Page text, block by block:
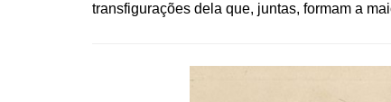
transfigurações dela que, juntas, formam a